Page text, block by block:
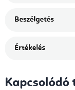
Beszélgetés
Értékelés
Kapcsolódó